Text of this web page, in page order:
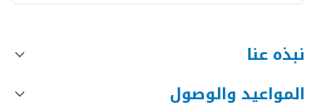
نبذه عنا
المواعيد والوصول